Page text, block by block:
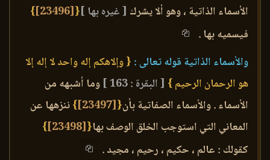
الأسماء الذاتية ، وهو ألا يشرك [ غيره بها ]{
[23496]
}
فيسميه بها .
والأسماء الذاتية قوله تعالى : { وإلاهكم إله واحد لا إله إلا
هو الرحمان الرحيم } [ البقرة : 163 ]
وما أشبهه من
الأسماء . والأسماء الصفاتية بأن{
[23497]
}ننزهها عن
المعاني التي استوجب الخلق الوصف بها{
[23498]
}
كقولك : عالم ، حكيم ، رحيم ، مجيد .